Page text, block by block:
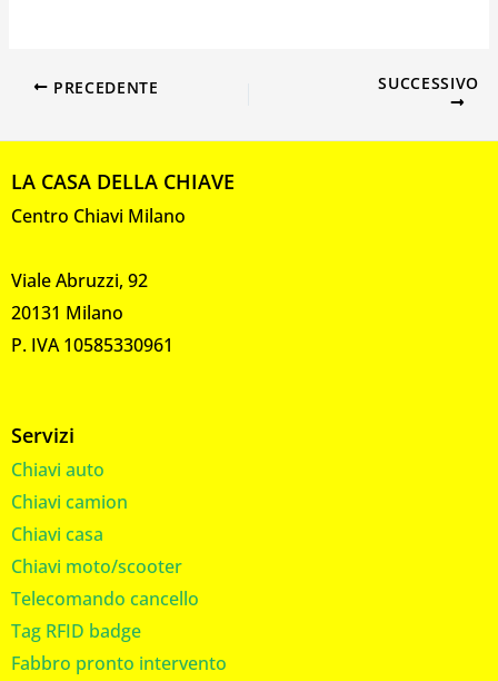
PRECEDENTE SUCCESSIVO
LA CASA DELLA CHIAVE
Centro Chiavi Milano
Viale Abruzzi, 92
20131 Milano
P. IVA 10585330961
Servizi
Chiavi auto
Chiavi camion
Chiavi casa
Chiavi moto/scooter
Telecomando cancello
Tag RFID badge
Fabbro pronto intervento